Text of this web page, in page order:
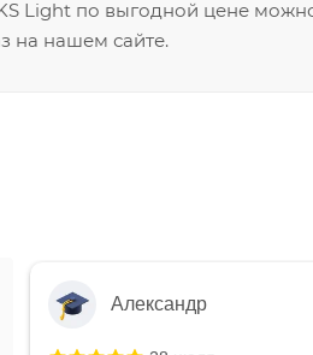
Light по выгодной цене
на нашем сайте.
Александр